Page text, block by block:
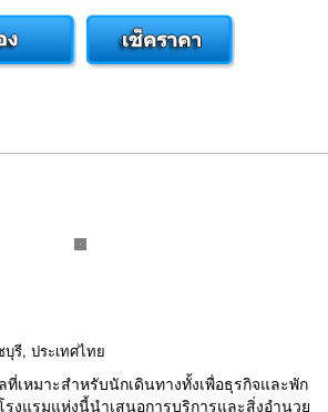
บุรี, ประเทศไทย
ที่เหมาะสำหรับนักเดินทางทั้งเพื่อธุรกิจและพัก
งแรมแห่งนี้นำเสนอการบริการและสิ่งอำนวย